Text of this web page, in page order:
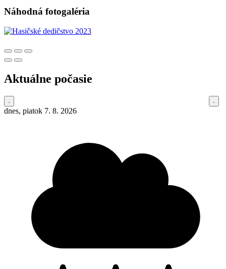
Náhodná fotogaléria
Aktuálne počasie
dnes, piatok 7. 8. 2026